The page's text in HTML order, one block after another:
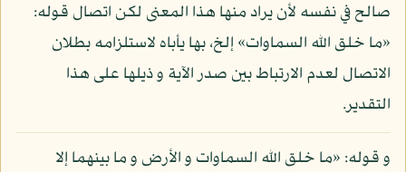
صالح في نفسه لأن يراد منها هذا المعنى لكن اتصال قوله:
«ما خلق الله السماوات» إلخ، بها يأباه لاستلزامه بطلان
الاتصال لعدم الارتباط بين صدر الآية و ذيلها على هذا
التقدير.
و قوله: «ما خلق الله السماوات و الأرض و ما بينهما إلا